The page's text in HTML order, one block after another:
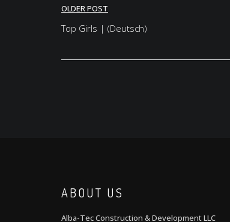
Post
navigation
OLDER POST
Top Girls | (Deutsch)
ABOUT US
Alba-Tec Construction & Development LLC